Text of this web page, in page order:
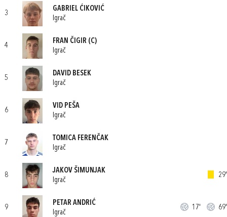
3
GABRIEL ĆIKOVIĆ
Igrač
4
FRAN ČIGIR (C)
Igrač
5
DAVID BESEK
Igrač
6
VID PEŠA
Igrač
7
TOMICA FERENČAK
Igrač
8
JAKOV ŠIMUNJAK
Igrač
29'
9
PETAR ANDRIĆ
Igrač
17' 69'